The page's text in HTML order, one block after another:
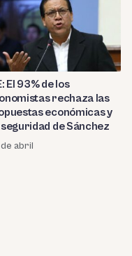
El 93% de los
rechaza las
económicas y
seguridad de Sánchez
abril